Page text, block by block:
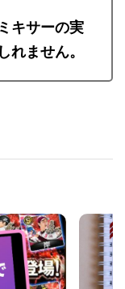
キサーの実